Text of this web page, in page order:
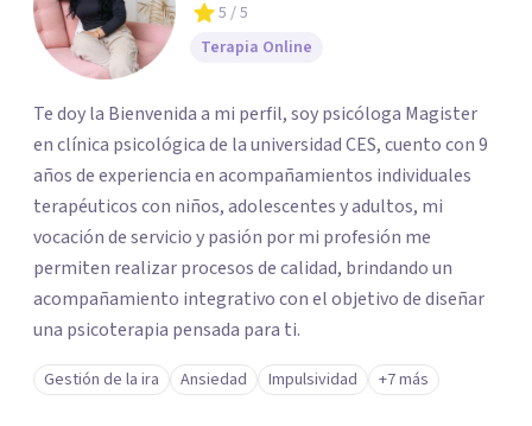
5 / 5
Terapia Online
Te doy la Bienvenida a mi perfil, soy psicóloga Magister
en clínica psicológica de la universidad CES, cuento con 9
años de experiencia en acompañamientos individuales
terapéuticos con niños, adolescentes y adultos, mi
vocación de servicio y pasión por mi profesión me
permiten realizar procesos de calidad, brindando un
acompañamiento integrativo con el objetivo de diseñar
una psicoterapia pensada para ti.
Gestión de la ira Ansiedad Impulsividad +7 más